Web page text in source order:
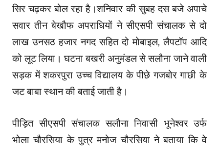
सिर चढ़कर बोल रहा है।शनिवार की सुबह दस बजे अपाचे
सवार तीन बेखौफ अपराधियों ने सीएसपी संचालक से दो
लाख उनसठ हजार नगद सहित दो मोबाइल, लैपटॉप आदि
को लूट लिया। घटना बखरी अनुमंडल से सलौना जाने वाली
सड़क में शकरपुरा उच्च विद्यालय के पीछे गजबोर गाछी के
जट बाबा स्थान की बताई जाती है।
पीड़ित सीएसपी संचालक सलौना निवासी भूनेश्वर उर्फ
भोला चौरसिया के पुत्र मनोज चौरसिया ने बताया कि वे